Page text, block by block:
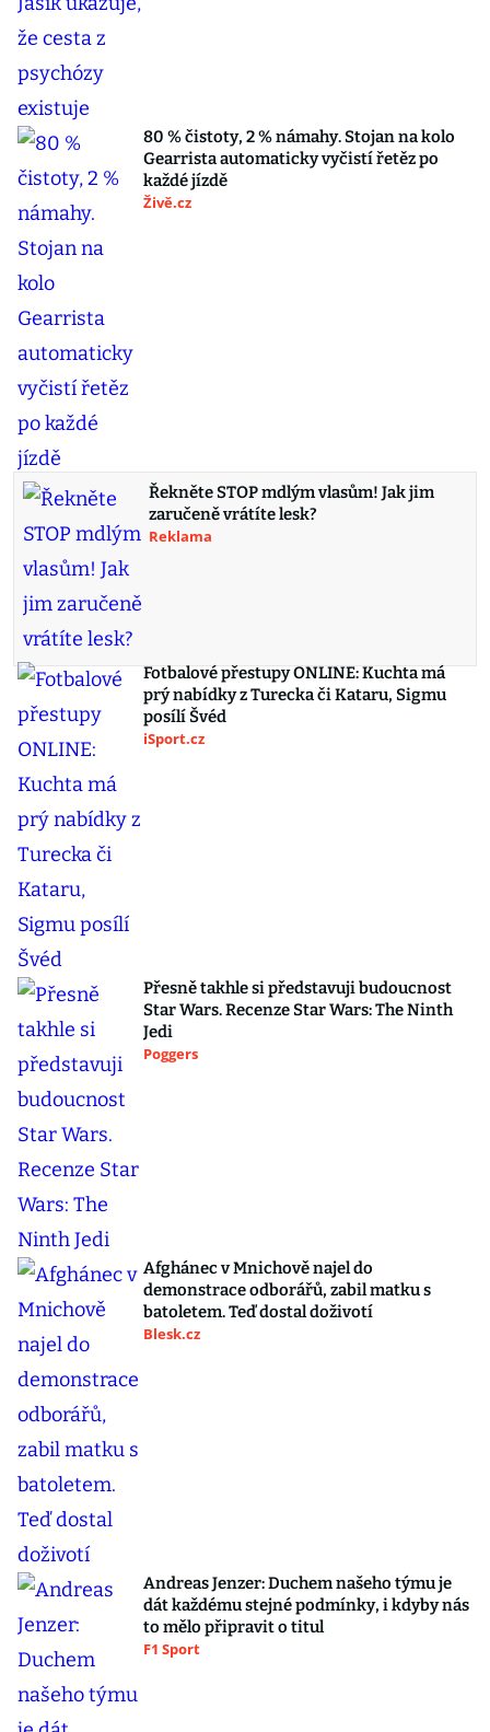
80 % čistoty, 2 % námahy. Stojan na kolo
Gearrista automaticky vyčistí řetěz po
každé jízdě
Živě.cz
Řekněte STOP mdlým vlasům! Jak jim
zaručeně vrátíte lesk?
Reklama
Fotbalové přestupy ONLINE: Kuchta má
prý nabídky z Turecka či Kataru, Sigmu
posílí Švéd
iSport.cz
Přesně takhle si představuji budoucnost
Star Wars. Recenze Star Wars: The Ninth
Jedi
Poggers
Afghánec v Mnichově najel do
demonstrace odborářů, zabil matku s
batoletem. Teď dostal doživotí
Blesk.cz
Andreas Jenzer: Duchem našeho týmu je
dát každému stejné podmínky, i kdyby nás
to mělo připravit o titul
F1 Sport